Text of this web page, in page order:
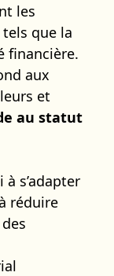
les
que la
financière.
aux
et
au statut
s’adapter
réduire